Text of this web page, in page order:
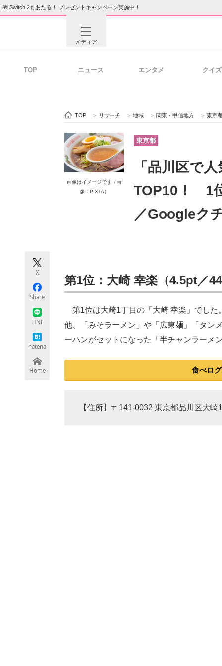
🎁 Switch 2もあたる！ プレゼントキャンペーン実施中！
メディア
ビジネスと働き方のヒント
ITエンジニア向け専門サイト
ちょっと気になるネットの話題
TOP ニュース エンタメ クイズ
TOP > リサーチ > 地域 > 関東・甲信地方 > 東京
画像はイメージです（画
像：PIXTA）
東京都
「品川区で
TOP10！ 1
／Googleク
X
Share
LINE
hatena
Home
第1位：大崎 幸楽（4.5pt／
第1位は大崎1丁目の「大崎 幸楽」でした
他、「みそラーメン」や「広東麺」「タン
ーハンがセットになった「半チャンラーメ
食べロ
【住所】〒141-0032 東京都品川区大崎